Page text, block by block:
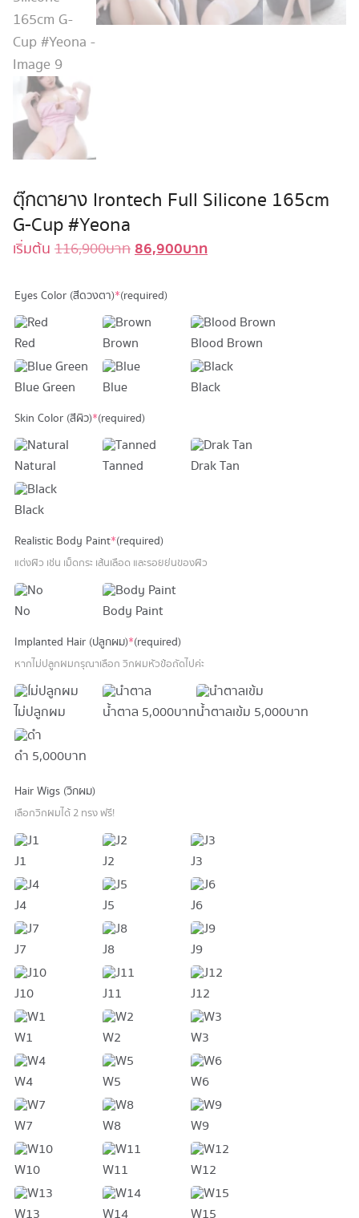
ตุ๊กตายาง Irontech Full Silicone 165cm
G-Cup #Yeona
เริ่มต้น 116,900บาท Original
was:
116,900 บาท.
86,900บาทCurrent
86,900 บาท.
Eyes Color (สีดวงตา)*(required)
Red Brown Blood Brown
Blue Green Blue Black
Skin Color (สีผิว)*(required)
Natural Tanned Drak Tan
Black
Realistic Body Paint*(required)
แต่งผิว เช่น เม็ดกระ เส้นเลือด และรอยย่นของผิว
No Body Paint
Implanted Hair (ปลูกผม)*(required)
หากไม่ปลูกผมกรุณาเลือก วิกผมหัวข้อถัดไปค่ะ
ไม่ปลูกผม น้ำตาล 5,000 บาทน้ำตาลเข้ม 5,000 บาท
ดำ 5,000 บาท
Hair Wigs (วิกผม)
เลือกวิกผมได้ 2 ทรง ฟรี!
J1 J2 J3
J4 J5 J6
J7 J8 J9
J10 J11 J12
W1 W2 W3
W4 W5 W6
W7 W8 W9
W10 W11 W12